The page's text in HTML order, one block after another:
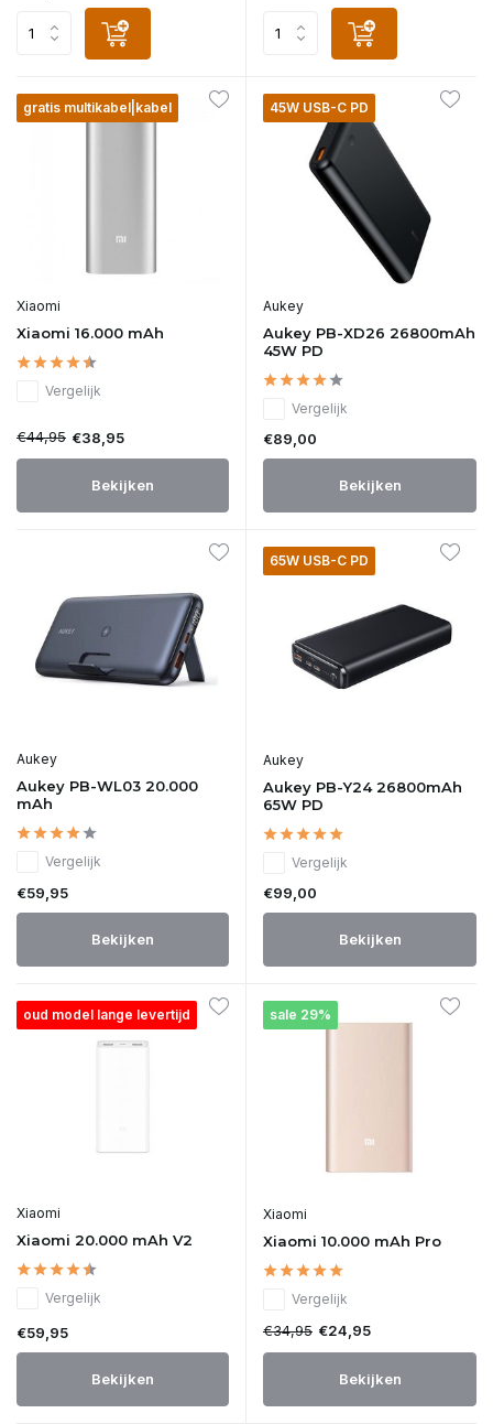
gratis multikabel|kabel
Xiaomi
Xiaomi 16.000 mAh
Vergelijk
€44,95 €38,95
Bekijken
45W USB-C PD
Aukey
Aukey PB-XD26 26800mAh
45W PD
Vergelijk
€89,00
Bekijken
Aukey
Aukey PB-WL03 20.000
mAh
Vergelijk
€59,95
Bekijken
65W USB-C PD
Aukey
Aukey PB-Y24 26800mAh
65W PD
Vergelijk
€99,00
Bekijken
oud model lange levertijd
Xiaomi
Xiaomi 20.000 mAh V2
Vergelijk
€59,95
Bekijken
sale 29%
Xiaomi
Xiaomi 10.000 mAh Pro
Vergelijk
€34,95 €24,95
Bekijken